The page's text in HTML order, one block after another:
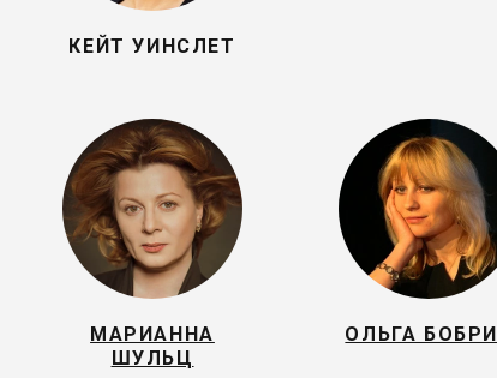
КЕЙТ УИНСЛЕТ
МАРИАННА
ШУЛЬЦ
ОЛЬГА